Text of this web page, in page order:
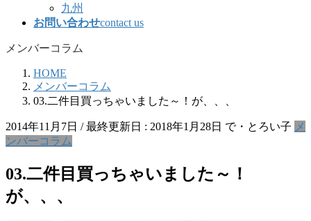
九州
お問い合わせcontact us
メンバーコラム
HOME
メンバーコラム
03.二件目買っちゃいました～！が、、、
2014年11月7日 / 最終更新日 : 2018年1月28日 で・とろい子 メ
ンバーコラム
03.二件目買っちゃいました～！
が、、、